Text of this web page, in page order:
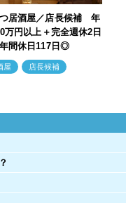
居酒屋／店長候補 年
万円以上＋完全週休2日
間休日117日◎
屋 店長候補